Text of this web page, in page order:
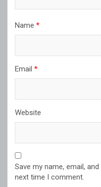
Name *
Email *
Website
Save my name, email,
next time I comment.